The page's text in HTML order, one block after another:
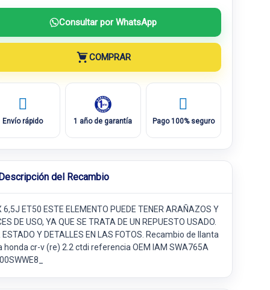
Consultar por WhatsApp
COMPRAR
Envío rápido 1 año de garantía Pago 100% seguro
del Recambio
6,5J ET50 ESTE ELEMENTO PUEDE TENER ARAÑAZOS Y
DE USO, YA QUE SE TRATA DE UN REPUESTO USADO.
ESTADO Y DETALLES EN LAS FOTOS. Recambio de llanta
honda cr-v (re) 2.2 ctdi referencia OEM IAM SWA765A